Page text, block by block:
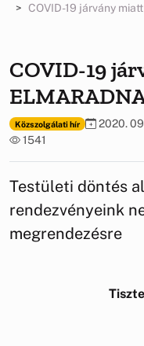
COVID-19 járvány
COVID-19
Közszolgálati hír 2020.
1541
Testületi döntés
rendezvényeink
megrendezésre